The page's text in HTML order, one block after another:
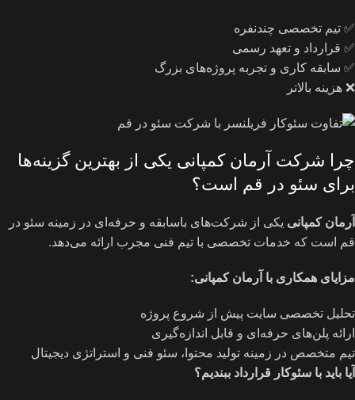
✅ تیم تخصصی چندنفره
✅ قرارداد و تعهد رسمی
✅ سابقه کاری و تجربه پروژه‌های بزرگ
❌ هزینه بالاتر
چرا شرکت آرمان کمپانی یکی از بهترین گزینه‌ها
برای سئو در قم است؟
آرمان کمپانی یکی از شرکت‌های باسابقه و حرفه‌ای در زمینه سئو در
قم است که خدمات تخصصی با تیم فنی مجرب ارائه می‌دهد.
مزایای همکاری با آرمان کمپانی:
تحلیل تخصصی سایت پیش از شروع پروژه
ارائه پلن‌های حرفه‌ای و قابل اندازه‌گیری
تیم متخصص در زمینه تولید محتوا، سئو فنی و استراتژی دیجیتال
آیا باید با سئوکار قرارداد ببندیم؟